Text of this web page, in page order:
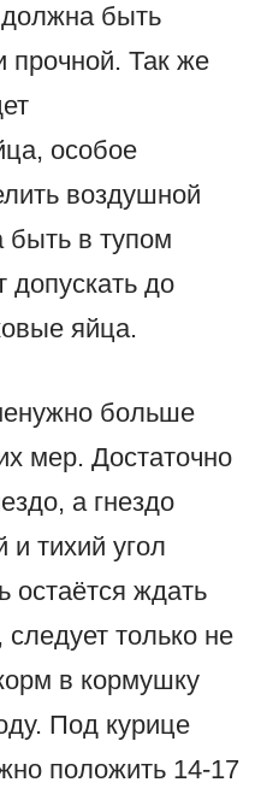
быть
прочной. Так же
особое
воздушной
в тупом
допускать до
яйца.
больше
мер. Достаточно
а гнездо
и тихий угол
остаётся ждать
только не
в кормушку
Под курице
положить 14-17